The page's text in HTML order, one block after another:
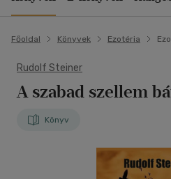
Főoldal Könyvek Ezotéria
Rudolf Steiner
A szabad szellem
Könyv